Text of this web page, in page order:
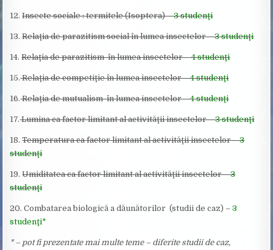
12.Insecte sociale : termitele (Isoptera) –3 studenţi
13.Relaţia de parazitism social în lumea insectelor –3 studenţi
14.Relaţia de parazitism în lumea insectelor –4 studenţi
15.Relaţia de competiţie în lumea insectelor –4 studenţi
16.Relaţia de mutualism în lumea insectelor –4 studenţi
17.Lumina ca factor limitant al activităţii insectelor –3 studenţi
18.Temperatura ca factor limitant al activităţii insectelor –3
studenţi
19.Umiditatea ca factor limitant al activităţii insectelor –3
studenţi
20. Combatarea biologică a dăunătorilor (studii de caz) –3
studenţi*
* – pot fi prezentate mai multe teme – diferite studii de caz,